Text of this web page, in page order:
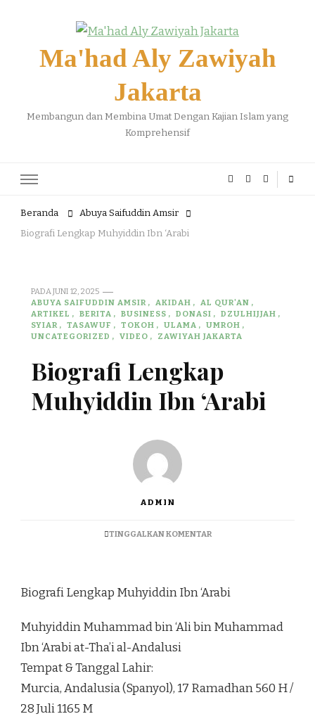
Ma'had Aly Zawiyah
Jakarta
Membangun dan Membina Umat Dengan Kajian Islam yang
Komprehensif
Beranda
Abuya Saifuddin Amsir
Biografi Lengkap Muhyiddin Ibn ‘Arabi
PADAJUNI 12, 2025
ABUYA SAIFUDDIN AMSIR
AKIDAH
AL QUR'AN
ARTIKEL
BERITA BUSINESS DONASI
DZULHIJJAH
SYIAR
TASAWUF TOKOH ULAMA
UMROH
UNCATEGORIZED
VIDEO ZAWIYAH JAKARTA
Biografi Lengkap
Muhyiddin Ibn ‘Arabi
ADMIN
TINGGALKAN KOMENTAR
Biografi Lengkap Muhyiddin Ibn ‘Arabi
Muhyiddin Muhammad bin ‘Ali bin Muhammad
Ibn ‘Arabi at-Tha’i al-Andalusi
Tempat & Tanggal Lahir:
Murcia, Andalusia (Spanyol), 17 Ramadhan 560 H /
28 Juli 1165 M